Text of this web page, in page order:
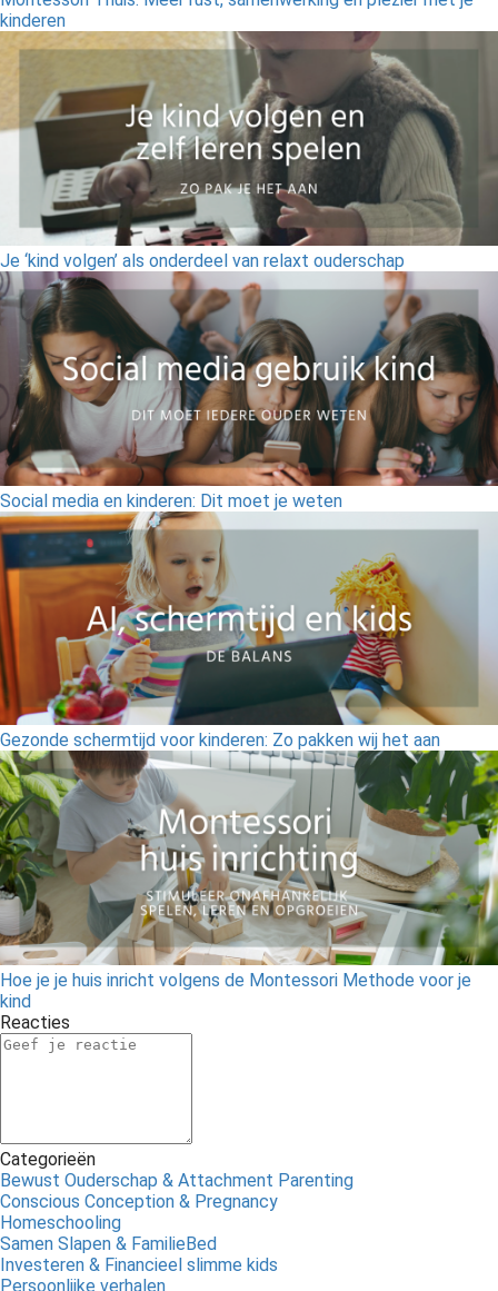
kinderen
Je ‘kind volgen’ als onderdeel van relaxt ouderschap
Social media en kinderen: Dit moet je weten
Gezonde schermtijd voor kinderen: Zo pakken wij het aan
Hoe je je huis inricht volgens de Montessori Methode voor je
kind
Reacties
Categorieën
Bewust Ouderschap & Attachment Parenting
Conscious Conception & Pregnancy
Homeschooling
Samen Slapen & FamilieBed
Investeren & Financieel slimme kids
Persoonlijke verhalen